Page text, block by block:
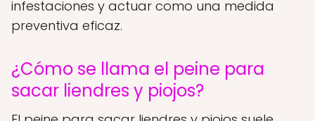
infestaciones y actuar como una medida
preventiva eficaz.
¿Cómo se llama el peine para
sacar liendres y piojos?